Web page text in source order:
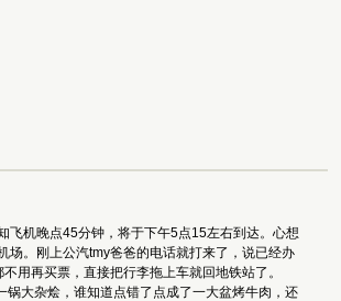
飞机晚点45分钟，将于下午5点15左右到达。心想
场。刚上公汽tmy爸爸的电话就打来了，说已经办
用再买票，直接把行李拖上车就回地铁站了。
大杂烩，谁知道点错了点成了一大盆烤牛肉，还